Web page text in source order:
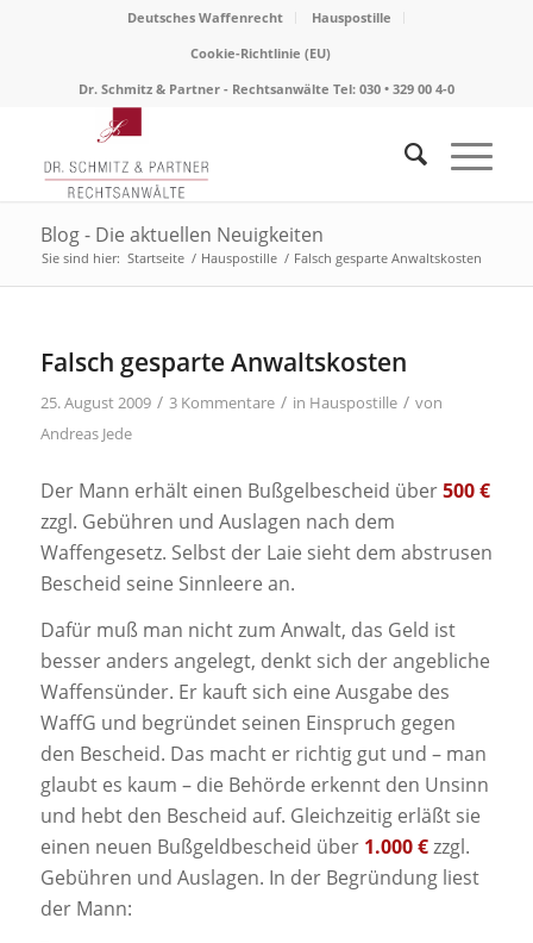
Deutsches Waffenrecht
Hauspostille
Cookie-Richtlinie (EU)
Dr. Schmitz & Partner - Rechtsanwälte Tel: 030 • 329 00 4-0
Blog - Die aktuellen Neuigkeiten
Sie sind hier: Startseite / Hauspostille / Falsch gesparte Anwaltskosten
Falsch gesparte Anwaltskosten
25. August 2009 / 3 Kommentare / in Hauspostille / von
Andreas Jede
Der Mann erhält einen Bußgelbescheid über500 €
zzgl. Gebühren und Auslagen nach dem
Waffengesetz. Selbst der Laie sieht dem abstrusen
Bescheid seine Sinnleere an.
Dafür muß man nicht zum Anwalt, das Geld ist
besser anders angelegt, denkt sich der angebliche
Waffensünder. Er kauft sich eine Ausgabe des
WaffG und begründet seinen Einspruch gegen
den Bescheid. Das macht er richtig gut und – man
glaubt es kaum – die Behörde erkennt den Unsinn
und hebt den Bescheid auf. Gleichzeitig erläßt sie
einen neuen Bußgeldbescheid über 1.000 €zzgl.
Gebühren und Auslagen. In der Begründung liest
der Mann: